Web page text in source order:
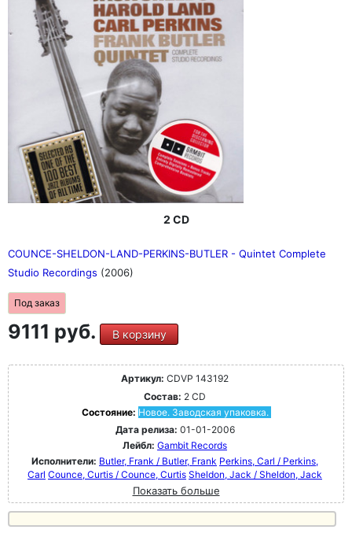
2 CD
COUNCE-SHELDON-LAND-PERKINS-BUTLER - Quintet Complete
Studio Recordings (2006)
Под заказ
9111 руб. В корзину
Артикул: CDVP 143192
Состав: 2 CD
Состояние: Новое. Заводская упаковка.
Дата релиза: 01-01-2006
Лейбл: Gambit Records
Исполнители: Butler, Frank / Butler, Frank Perkins, Carl / Perkins,
Carl Counce, Curtis / Counce, Curtis Sheldon, Jack / Sheldon, Jack
Показать больше